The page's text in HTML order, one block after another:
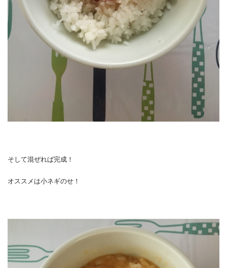
そして混ぜれば完成！
オススメは小ネギのせ！